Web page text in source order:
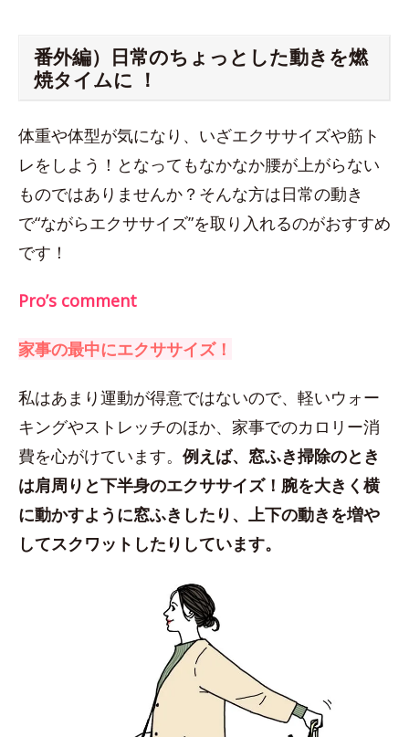
番外編）日常のちょっとした動きを燃
焼タイムに ！
体重や体型が気になり、いざエクササイズや筋ト
レをしよう！となってもなかなか腰が上がらない
ものではありませんか？そんな方は日常の動き
で“ながらエクササイズ”を取り入れるのがおすすめ
です！
Pro’s comment
家事の最中にエクササイズ！
私はあまり運動が得意ではないので、軽いウォー
キングやストレッチのほか、家事でのカロリー消
費を心がけています。 例えば、窓ふき掃除のとき
は肩周りと下半身のエクササイズ！腕を大きく横
に動かすように窓ふきしたり、上下の動きを増や
してスクワットしたりしています。